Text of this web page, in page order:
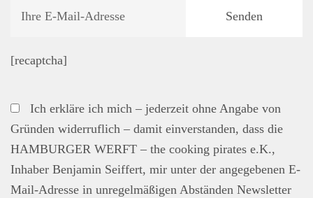
[recaptcha]
Ich erkläre ich mich – jederzeit ohne Angabe von
Gründen widerruflich – damit einverstanden, dass die
HAMBURGER WERFT – the cooking pirates e.K.,
Inhaber Benjamin Seiffert, mir unter der angegebenen E-
Mail-Adresse in unregelmäßigen Abständen Newsletter